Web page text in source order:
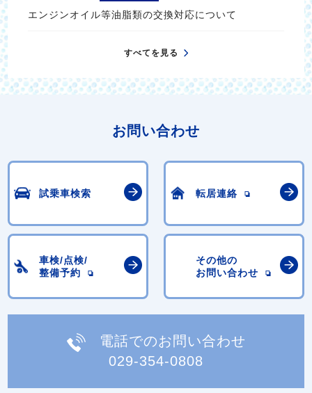
エンジンオイル等油脂類の交換対応について
すべてを見る
お問い合わせ
試乗車検索 転居連絡
車検/点検/
整備予約
その他の
お問い合わせ
電話でのお問い合わせ
029-354-0808